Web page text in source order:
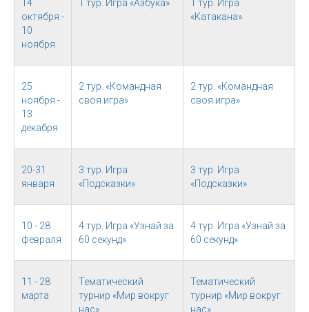
14
октября -
10
ноября
1 тур. Игра «Азбука»
1 тур. Игра
«Катакана»
25
ноября -
13
декабря
2 тур. «Командная
своя игра»
2 тур. «Командная
своя игра»
20-31
января
3 тур. Игра
«Подсказки»
3 тур. Игра
«Подсказки»
10 - 28
февраля
4 тур. Игра «Узнай за
60 секунд»
4 тур. Игра «Узнай за
60 секунд»
11 - 28
марта
Тематический
турнир «Мир вокруг
нас»
Тематический
турнир «Мир вокруг
нас»